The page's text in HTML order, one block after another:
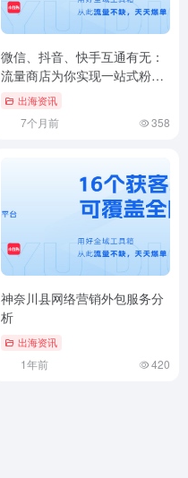
微信、抖音、快手互通有无：
流量商店为你实现一站式粉丝
增长出海资讯
7个月前 358
神奈川县网络营销外包服务分
析
出海资讯
1年前 420